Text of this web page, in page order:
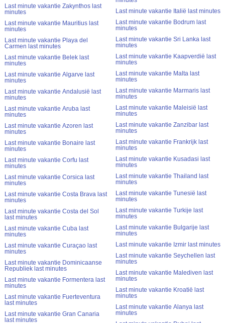
Last minute vakantie Zakynthos last
minutes
Last minute vakantie Mauritius last
minutes
Last minute vakantie Playa del
Carmen last minutes
Last minute vakantie Belek last
minutes
Last minute vakantie Algarve last
minutes
Last minute vakantie Andalusië last
minutes
Last minute vakantie Aruba last
minutes
Last minute vakantie Azoren last
minutes
Last minute vakantie Bonaire last
minutes
Last minute vakantie Corfu last
minutes
Last minute vakantie Corsica last
minutes
Last minute vakantie Costa Brava last
minutes
Last minute vakantie Costa del Sol
last minutes
Last minute vakantie Cuba last
minutes
Last minute vakantie Curaçao last
minutes
Last minute vakantie Dominicaanse
Republiek last minutes
Last minute vakantie Formentera last
minutes
Last minute vakantie Fuerteventura
last minutes
Last minute vakantie Gran Canaria
last minutes
Last minute vakantie Italië last minutes
Last minute vakantie Bodrum last
minutes
Last minute vakantie Sri Lanka last
minutes
Last minute vakantie Kaapverdië last
minutes
Last minute vakantie Malta last
minutes
Last minute vakantie Marmaris last
minutes
Last minute vakantie Maleisië last
minutes
Last minute vakantie Zanzibar last
minutes
Last minute vakantie Frankrijk last
minutes
Last minute vakantie Kusadasi last
minutes
Last minute vakantie Thailand last
minutes
Last minute vakantie Tunesië last
minutes
Last minute vakantie Turkije last
minutes
Last minute vakantie Bulgarije last
minutes
Last minute vakantie Izmir last minutes
Last minute vakantie Seychellen last
minutes
Last minute vakantie Malediven last
minutes
Last minute vakantie Kroatië last
minutes
Last minute vakantie Alanya last
minutes